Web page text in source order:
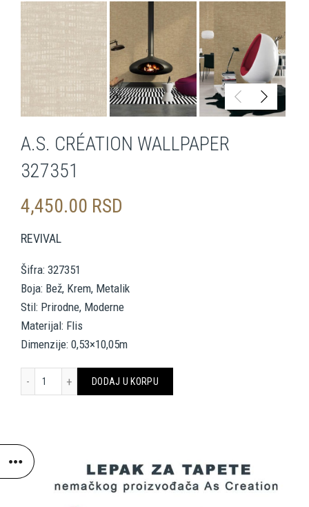
A.S. CRÉATION WALLPAPER
327351
4,450.00 RSD
REVIVAL
Šifra: 327351
Boja: Bež, Krem, Metalik
Stil: Prirodne, Moderne
Materijal: Flis
Dimenzije: 0,53×10,05m
A.S. CRÉATION WALLPAPER 327351 količina
DODAJ U KORPU